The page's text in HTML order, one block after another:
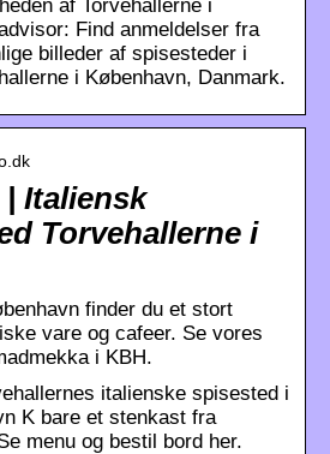
af Torvehallerne i
Find anmeldelser fra
billeder af spisesteder i
i København, Danmark.
Italiensk
Torvehallerne i
finder du et stort
vare og cafeer. Se vores
i KBH.
italienske spisested i
K bare et stenkast fra
menu og bestil bord her.